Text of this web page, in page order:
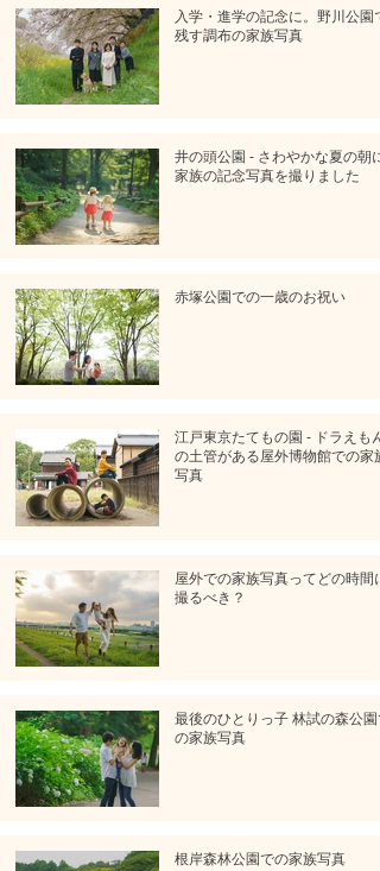
入学・進学の記念に。野川公園で
残す調布の家族写真
井の頭公園 - さわやかな夏の朝に
家族の記念写真を撮りました
赤塚公園での一歳のお祝い
江戸東京たてもの園 - ドラえもん
の土管がある屋外博物館での家族
写真
屋外での家族写真ってどの時間に
撮るべき？
最後のひとりっ子 林試の森公園
の家族写真
根岸森林公園での家族写真